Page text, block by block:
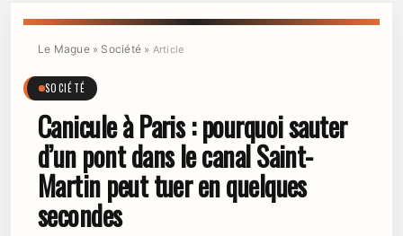
Le Mague» Société» Article
SOCIÉTÉ
Canicule à Paris : pourquoi sauter
d’un pont dans le canal Saint-
Martin peut tuer en quelques
secondes